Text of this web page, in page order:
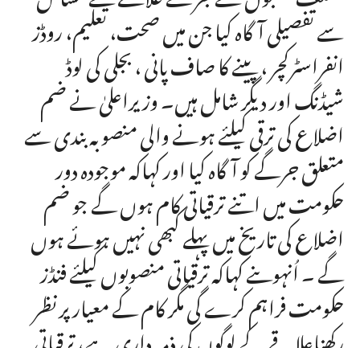
سے تفصیلی آگاہ کیا جن میں صحت، تعلیم، روڈز
انفراسٹرکچر ، پینے کا صاف پانی ، بجلی کی لوڈ
شیڈنگ اور دیگر شامل ہیں۔ وزیراعلیٰ نے ضم
اضلاع کی ترقی کیلئے ہونے والی منصوبہ بندی سے
متعلق جرگے کو آگاہ کیا اور کہاکہ موجودہ دور
حکومت میں اتنے ترقیاتی کام ہوں گے جو ضم
اضلاع کی تاریخ میں پہلے کبھی نہیں ہوئے ہوں
گے ۔ اُنہوںنے کہاکہ ترقیاتی منصوبوں کیلئے فنڈز
حکومت فراہم کرے گی مگر کام کے معیار پر نظر